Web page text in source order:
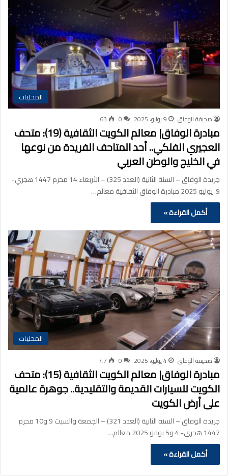
المحليات
صحيفة الوفاق 9 يوليو، 2025 0
63
مبادرة الوفاق| معالم الكويت الثقافية (19): متحف
العجيري الفلكي.. أحد المتاحف الفريدة من نوعها
في الخليج والوطن العربي
جريدة الوفاق – السنة الثانية (العدد 325) – الأربعاء 14 محرم 1447 هجري-
9 يوليو 2025 مبادرة الوفاق الثقافية معالم…
أكمل القراءة »
المحليات
صحيفة الوفاق 4 يوليو، 2025 0
47
مبادرة الوفاق| معالم الكويت الثقافية (15): متحف
الكويت للسيارات القديمة والتقليدية.. جوهرة عالمية
على أرض الكويت
جريدة الوفاق – السنة الثانية (العدد 321) – الجمعة والسبت 9 و10 محرم
1447 هجري- 4 و5 يوليو 2025 معالم…
أكمل القراءة »